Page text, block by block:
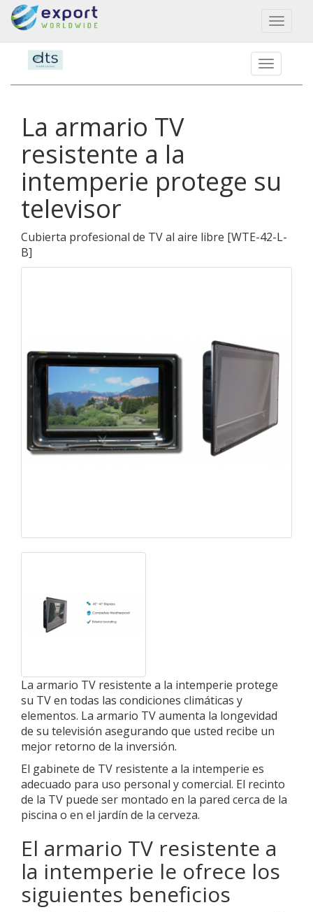
Toggle
La armario TV
resistente a la
intemperie protege su
televisor
Cubierta profesional de TV al aire libre [WTE-42-L-
B]
La armario TV resistente a la intemperie protege
su TV en todas las condiciones climáticas y
elementos. La armario TV aumenta la longevidad
de su televisión asegurando que usted recibe un
mejor retorno de la inversión.
El gabinete de TV resistente a la intemperie es
adecuado para uso personal y comercial. El recinto
de la TV puede ser montado en la pared cerca de la
piscina o en el jardín de la cerveza.
El armario TV resistente a
la intemperie le ofrece los
siguientes beneficios